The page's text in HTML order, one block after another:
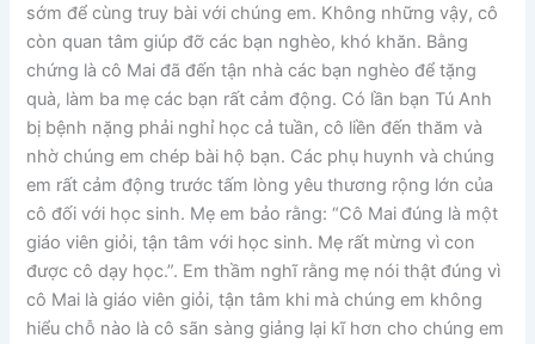
sớm để cùng truy bài với chúng em. Không những vậy, cô
còn quan tâm giúp đỡ các bạn nghèo, khó khăn. Bằng
chứng là cô Mai đã đến tận nhà các bạn nghèo để tặng
quà, làm ba mẹ các bạn rất cảm động. Có lần bạn Tú Anh
bị bệnh nặng phải nghỉ học cả tuần, cô liền đến thăm và
nhờ chúng em chép bài hộ bạn. Các phụ huynh và chúng
em rất cảm động trước tấm lòng yêu thương rộng lớn của
cô đối với học sinh. Mẹ em bảo rằng: “Cô Mai đúng là một
giáo viên giỏi, tận tâm với học sinh. Mẹ rất mừng vì con
được cô dạy học.”. Em thầm nghĩ rằng mẹ nói thật đúng vì
cô Mai là giáo viên giỏi, tận tâm khi mà chúng em không
hiểu chỗ nào là cô sãn sàng giảng lại kĩ hơn cho chúng em